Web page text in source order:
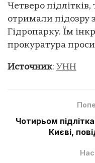
Четверо підлітків,
отримали підозру
Гідропарку. Їм
прокуратура
Источник: УНН
Чотирьом
Києві,